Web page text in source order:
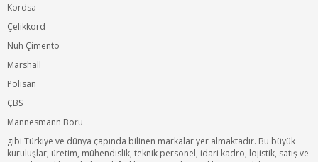
Kordsa
Çelikkord
Nuh Çimento
Marshall
Polisan
ÇBS
Mannesmann Boru
gibi Türkiye ve dünya çapında bilinen markalar yer almaktadır. Bu büyük
kuruluşlar; üretim, mühendislik, teknik personel, idari kadro, lojistik, satış ve